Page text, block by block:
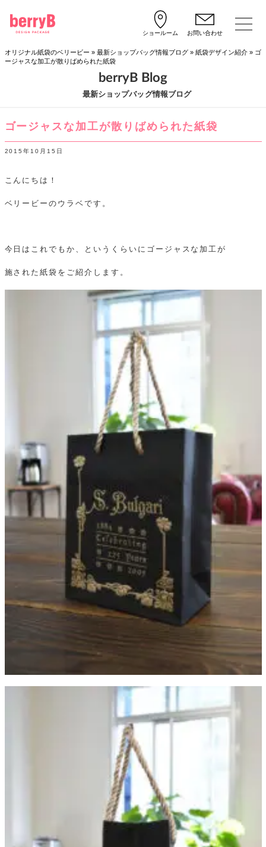
ショールーム お問い合わせ
オリジナル紙袋のベリービー » 最新ショップバッグ情報ブログ» 紙袋デザイン紹介» ゴ
ージャスな加工が散りばめられた紙袋
最新ショップバッグ情報ブログ
berryB Blog
ゴージャスな加工が散りばめられた紙袋
2015年10月15日
こんにちは！
ベリービーのウラベです。
今日はこれでもか、というくらいにゴージャスな加工が
施された紙袋をご紹介します。